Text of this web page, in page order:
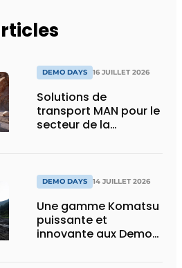
DEMO DAYS 16 JUILLET 2026
Solutions de
transport MAN pour le
secteur de la
DEMO DAYS 14 JUILLET 2026
Une gamme Komatsu
puissante et
innovante aux Demo